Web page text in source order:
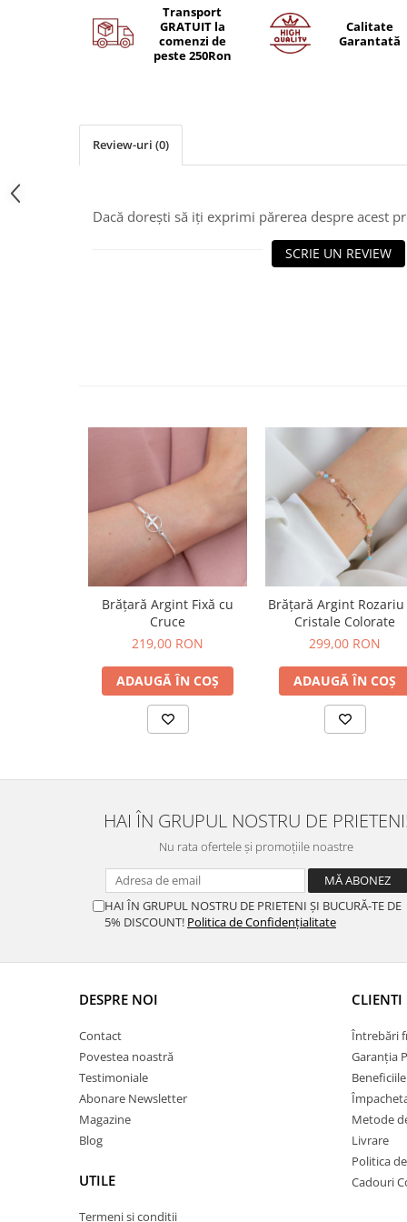
Transport
GRATUIT la
comenzi de
peste 250Ron
Calitate
Garantată
Review-uri (0)
Dacă dorești să iți exprimi părerea despre acest
SCRIE UN REVIEW
Brățară Argint Fixă cu
Cruce
219,00 RON
ADAUGĂ ÎN COȘ
Brățară Argint Rozariu
Cristale Colorate
299,00 RON
ADAUGĂ ÎN COȘ
HAI ÎN GRUPUL NOSTRU DE PRIETENI!
Nu rata ofertele și promoțiile noastre
HAI ÎN GRUPUL NOSTRU DE PRIETENI ȘI BUCURĂ-TE DE
5% DISCOUNT! Politica de Confidențialitate
DESPRE NOI
Contact
Povestea noastră
Testimoniale
Abonare Newsletter
Magazine
Blog
UTILE
Termeni si conditii
CLIENTI
Întrebări
Garanția
Metode
Livrare
Politica
Cadouri